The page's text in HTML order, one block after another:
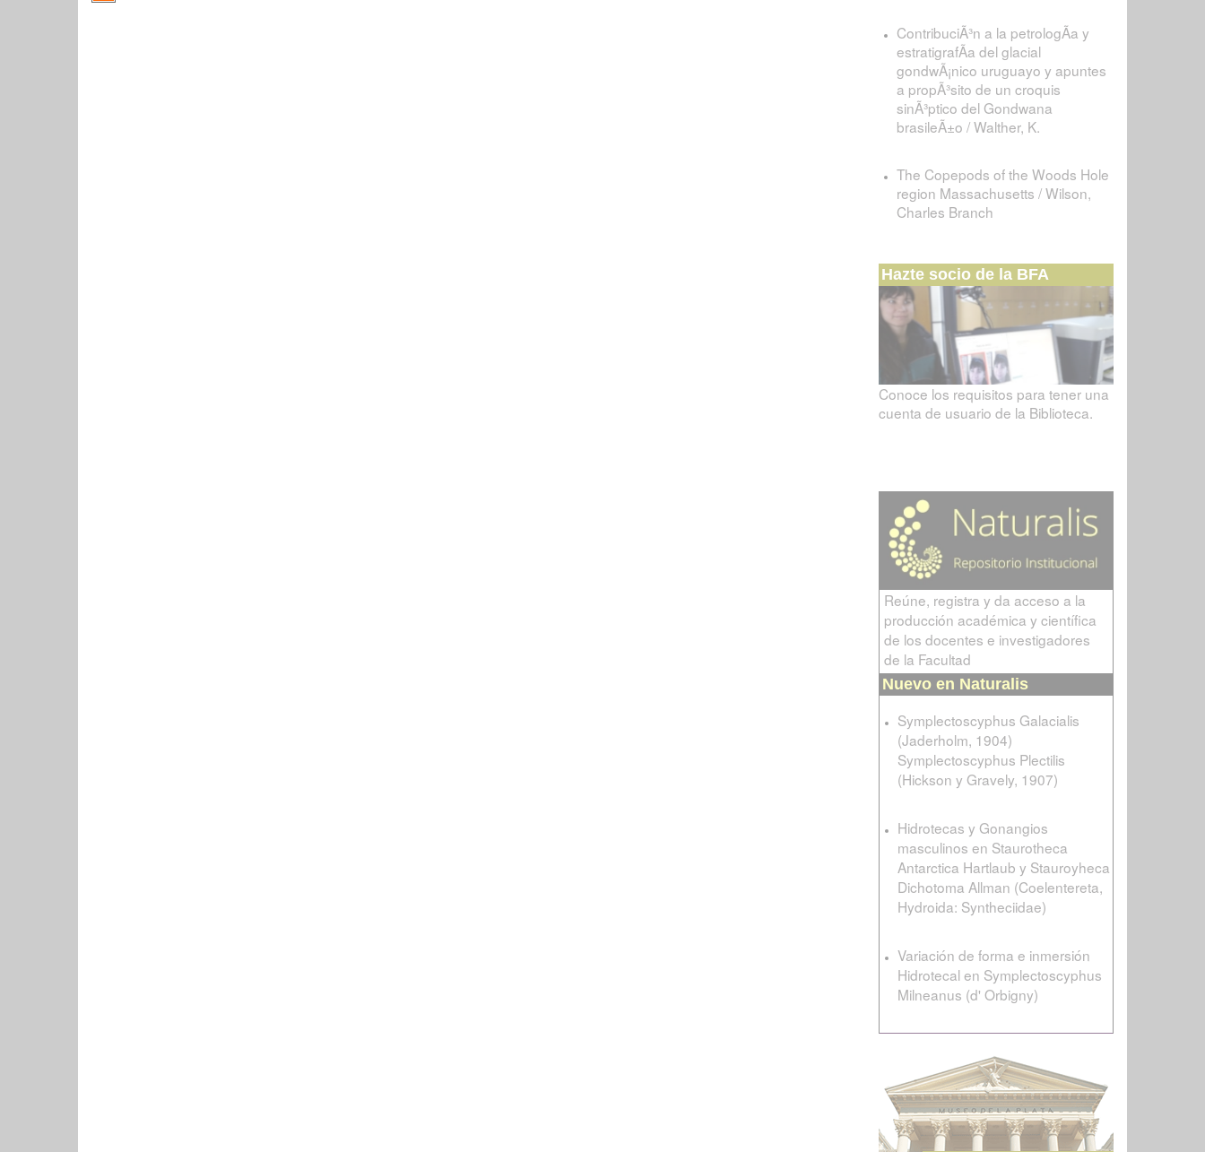
ContribuciÃ³n a la petrologÃ­a y
estratigrafÃ­a del glacial
gondwÃ¡nico uruguayo y apuntes
a propÃ³sito de un croquis
sinÃ³ptico del Gondwana
brasileÃ±o / Walther, K.
The Copepods of the Woods Hole
region Massachusetts / Wilson,
Charles Branch
Hazte socio de la BFA
Conoce los requisitos para tener una
cuenta de usuario de la Biblioteca.
Reúne, registra y da acceso a la
producción académica y científica
de los docentes e investigadores
de la Facultad
Nuevo en Naturalis
Symplectoscyphus Galacialis
(Jaderholm, 1904)
Symplectoscyphus Plectilis
(Hickson y Gravely, 1907)
Hidrotecas y Gonangios
masculinos en Staurotheca
Antarctica Hartlaub y Stauroyheca
Dichotoma Allman (Coelentereta,
Hydroida: Syntheciidae)
Variación de forma e inmersión
Hidrotecal en Symplectoscyphus
Milneanus (d' Orbigny)